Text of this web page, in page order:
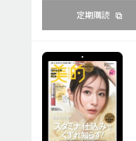
定期購読